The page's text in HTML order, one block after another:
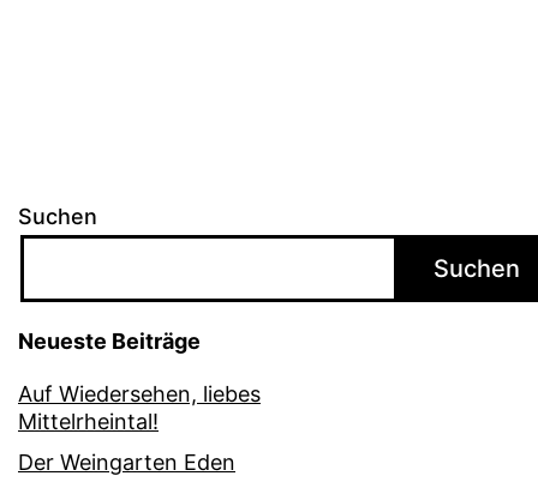
Suchen
Suchen
Neueste Beiträge
Auf Wiedersehen, liebes
Mittelrheintal!
Der Weingarten Eden